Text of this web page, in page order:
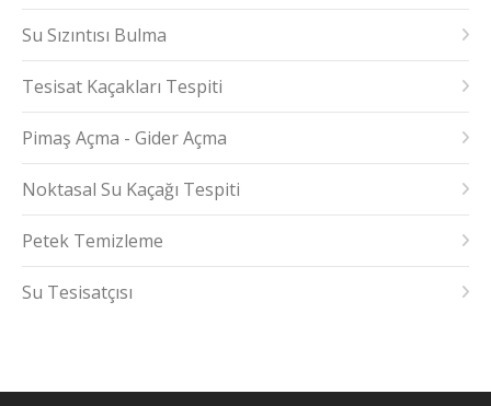
Su Sızıntısı Bulma
Tesisat Kaçakları Tespiti
Pimaş Açma - Gider Açma
Noktasal Su Kaçağı Tespiti
Petek Temizleme
Su Tesisatçısı